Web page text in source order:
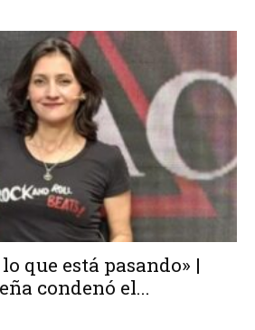
que está pasando» |
condenó el...